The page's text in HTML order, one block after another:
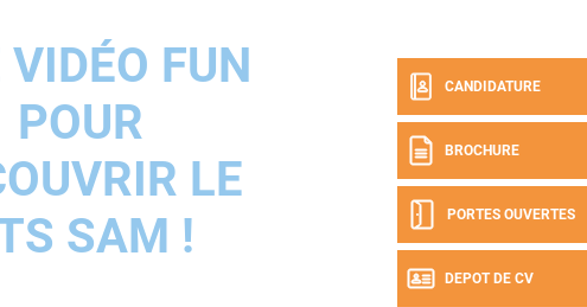
CANDIDATURE
BROCHURE
PORTES OUVERTES
DEPOT DE CV
VIDÉO FUN
POUR
LE
SAM !